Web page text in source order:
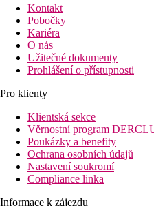
Kontakt
Pobočky
Kariéra
O nás
Užitečné dokumenty
Prohlášení o přístupnosti
Pro klienty
Klientská sekce
Věrnostní program
Poukázky a benefity
Ochrana osobních údajů
Nastavení soukromí
Compliance linka
Informace k zájezdu